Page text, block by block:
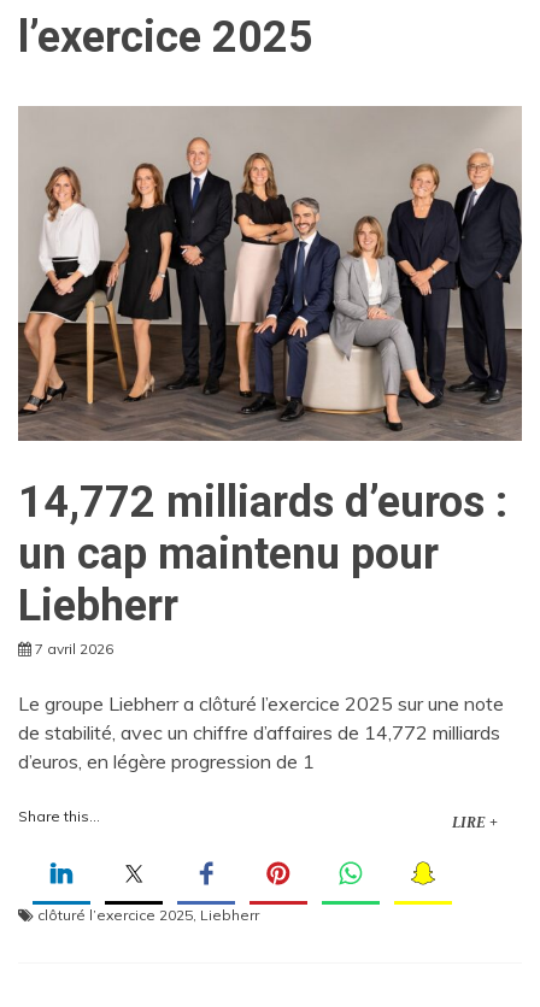
l’exercice 2025
14,772 milliards d’euros :
un cap maintenu pour
Liebherr
7 avril 2026
Le groupe Liebherr a clôturé l’exercice 2025 sur une note
de stabilité, avec un chiffre d’affaires de 14,772 milliards
d’euros, en légère progression de 1
Share this... LIRE +
clôturé l’exercice 2025 Liebherr